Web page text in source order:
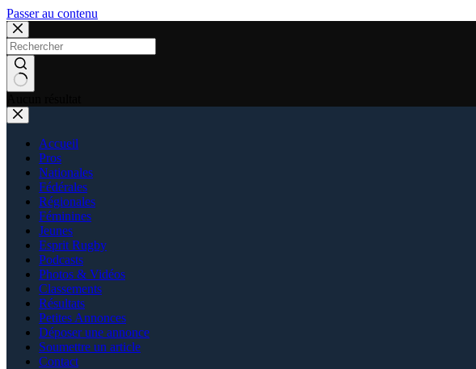
Passer au contenu
Accueil
Pros
Nationales
Fédérales
Régionales
Féminines
Jeunes
Esprit Rugby
Podcasts
Photos & Vidéos
Classements
Résultats
Petites Annonces
Déposer une annonce
Soumettre un article
Contact